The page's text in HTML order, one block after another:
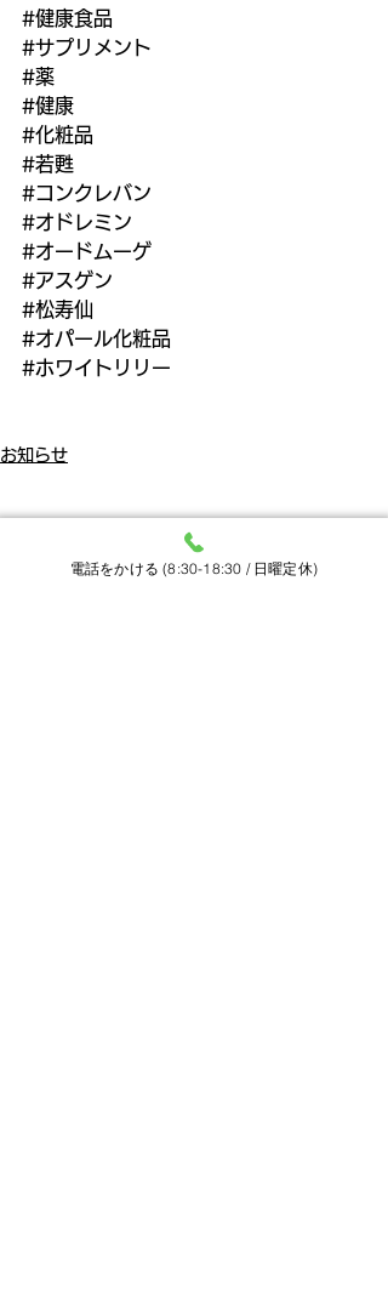
#健康食品
#サプリメント
#薬
#健康
#化粧品
#若甦
#コンクレバン
#オドレミン
#オードムーゲ
#アスゲン
#松寿仙
#オパール化粧品
#ホワイトリリー
お知らせ
電話をかける (8:30-18:30 / 日曜定休)